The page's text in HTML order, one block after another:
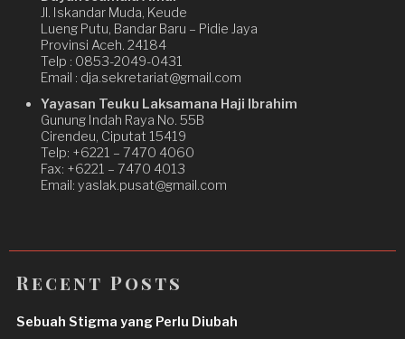
Jl. Iskandar Muda, Keude
Lueng Putu, Bandar Baru – Pidie Jaya
Provinsi Aceh. 24184
Telp : 0853-2049-0431
Email : dja.sekretariat@gmail.com
Yayasan Teuku Laksamana Haji Ibrahim
Gunung Indah Raya No. 55B
Cirendeu, Ciputat 15419
Telp: +6221 – 7470 4060
Fax: +6221 – 7470 4013
Email: yaslak.pusat@gmail.com
Recent Posts
Sebuah Stigma yang Perlu Diubah